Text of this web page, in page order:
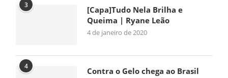
3
[Capa]Tudo Nela Brilha e
Queima | Ryane Leão
4 de janeiro de 2020
4 Contra o Gelo chega ao Brasil